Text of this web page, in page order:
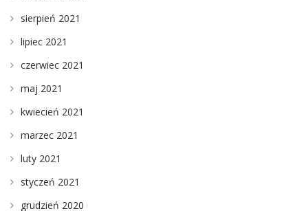
sierpień 2021
lipiec 2021
czerwiec 2021
maj 2021
kwiecień 2021
marzec 2021
luty 2021
styczeń 2021
grudzień 2020